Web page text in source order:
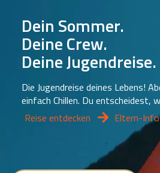
Dein Sommer.
Deine Crew.
Deine Jugendreise.
Die Jugendreise deines Lebens!
einfach Chillen. Du entscheidest,
Reise entdecken
Eltern-